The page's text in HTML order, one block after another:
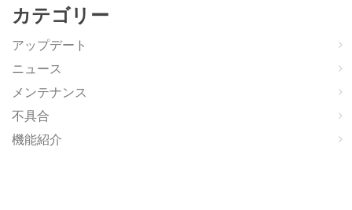
カテゴリー
アップデート
ニュース
メンテナンス
不具合
機能紹介